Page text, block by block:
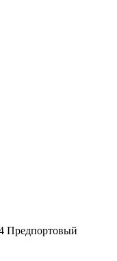
Предпортовый